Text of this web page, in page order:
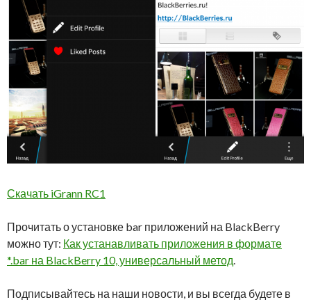
Скачать iGrann RC1
Прочитать о установке bar приложений на BlackBerry
можно тут: Как устанавливать приложения в формате
*.bar на BlackBerry 10, универсальный метод.
Подписывайтесь на наши новости, и вы всегда будете в